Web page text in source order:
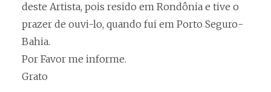
deste Artista, pois resido em Rondônia e tive o
prazer de ouvi-lo, quando fui em Porto Seguro-
Bahia.
Por Favor me informe.
Grato